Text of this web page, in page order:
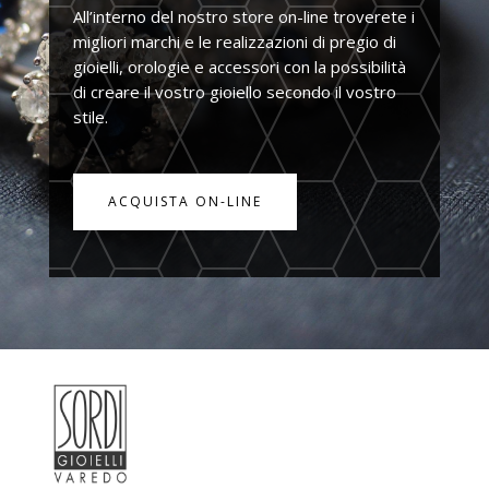
All’interno del nostro store on-line troverete i
migliori marchi e le realizzazioni di pregio di
gioielli, orologie e accessori con la possibilità
di creare il vostro gioiello secondo il vostro
stile.
ACQUISTA ON-LINE